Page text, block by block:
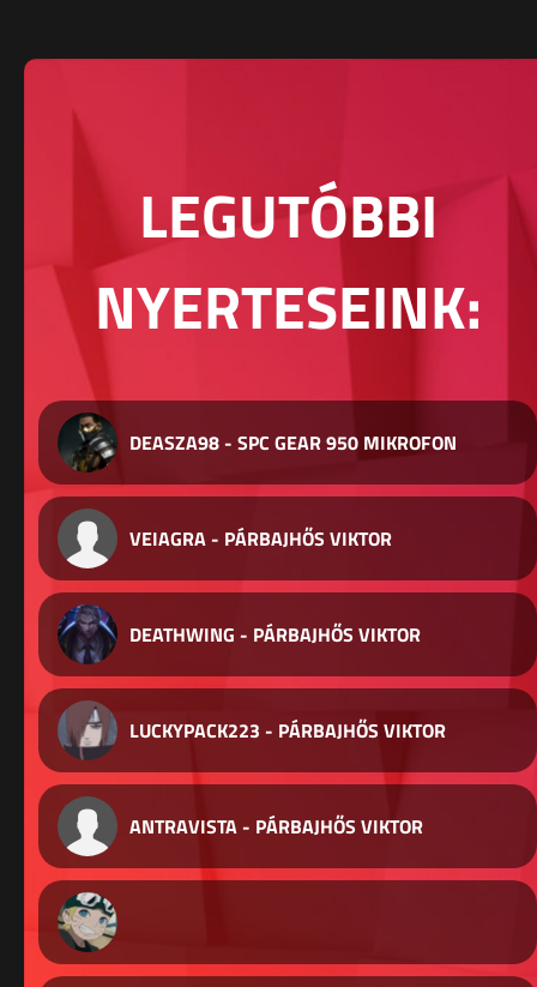
LEGUTÓBBI
NYERTESEINK:
DEASZA98 - SPC GEAR 950 MIKROFON
VEIAGRA - PÁRBAJHŐS VIKTOR
DEATHWING - PÁRBAJHŐS VIKTOR
LUCKYPACK223 - PÁRBAJHŐS VIKTOR
ANTRAVISTA - PÁRBAJHŐS VIKTOR